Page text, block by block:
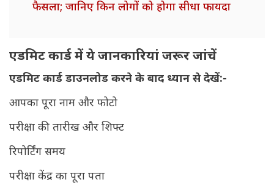
फैसला; जानिए किन लोगों को होगा सीधा फायदा
एडमिट कार्ड में ये जानकारियां जरूर जांचें
एडमिट कार्ड डाउनलोड करने के बाद ध्यान से देखें:-
आपका पूरा नाम और फोटो
परीक्षा की तारीख और शिफ्ट
रिपोर्टिंग समय
परीक्षा केंद्र का पूरा पता